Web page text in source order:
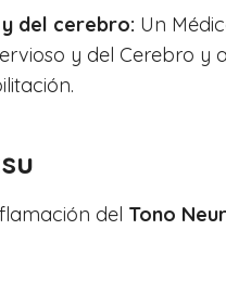
del cerebro: Un
y del Cerebro
del Tono